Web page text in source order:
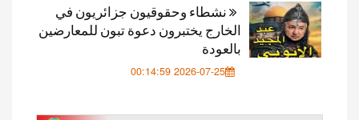
نشطاء وحقوقيون جزائريون في
الخارج يختبرون دعوة تبون للمعارضين
بالعودة
2026-07-25 00:14:59